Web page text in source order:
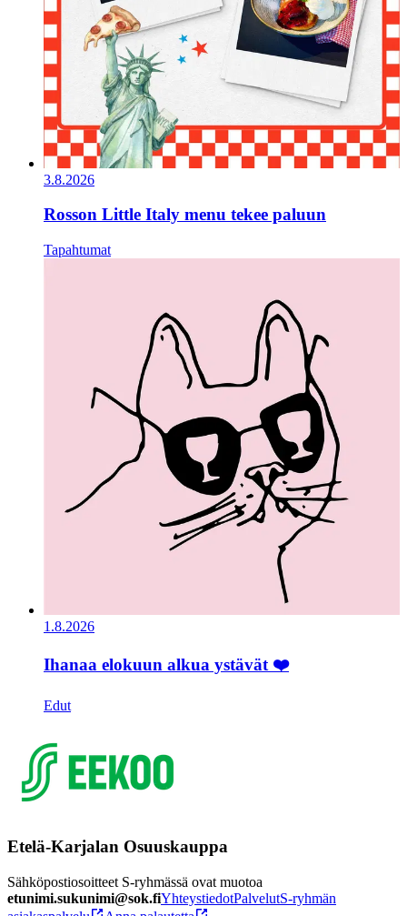
3.8.2026
Rosson Little Italy menu tekee paluun
Tapahtumat
1.8.2026
Ihanaa elokuun alkua ystävät ❤️
Edut
Etelä-Karjalan Osuuskauppa
Sähköpostiosoitteet S-ryhmässä ovat muotoa
etunimi.sukunimi@sok.fiYhteystiedotPalvelutS-ryhmän